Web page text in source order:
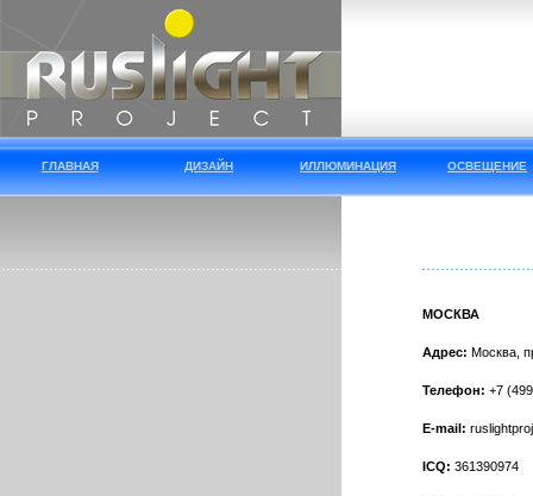
ГЛАВНАЯ ДИЗАЙН ИЛЛЮМИНАЦИЯ ОСВЕЩЕНИЕ
МОСКВА
Адрес: Москва,
Телефон: +7
E-mail:
ICQ: 361390974